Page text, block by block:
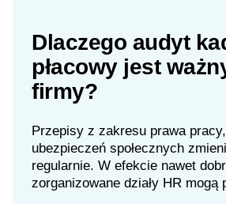
Dlaczego audyt
płacowy jest
firmy?
Przepisy z zakresu prawa
ubezpieczeń społecznych
regularnie. W efekcie nawet
zorganizowane działy HR mogą